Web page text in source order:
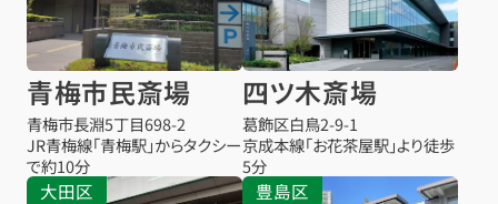
青梅市民斎場
青梅市長淵5丁目698-2
JR青梅線「青梅駅」からタクシー
で約10分
四ツ木斎場
葛飾区白鳥2-9-1
京成本線「お花茶屋駅」より徒歩
5分
大田区 豊島区